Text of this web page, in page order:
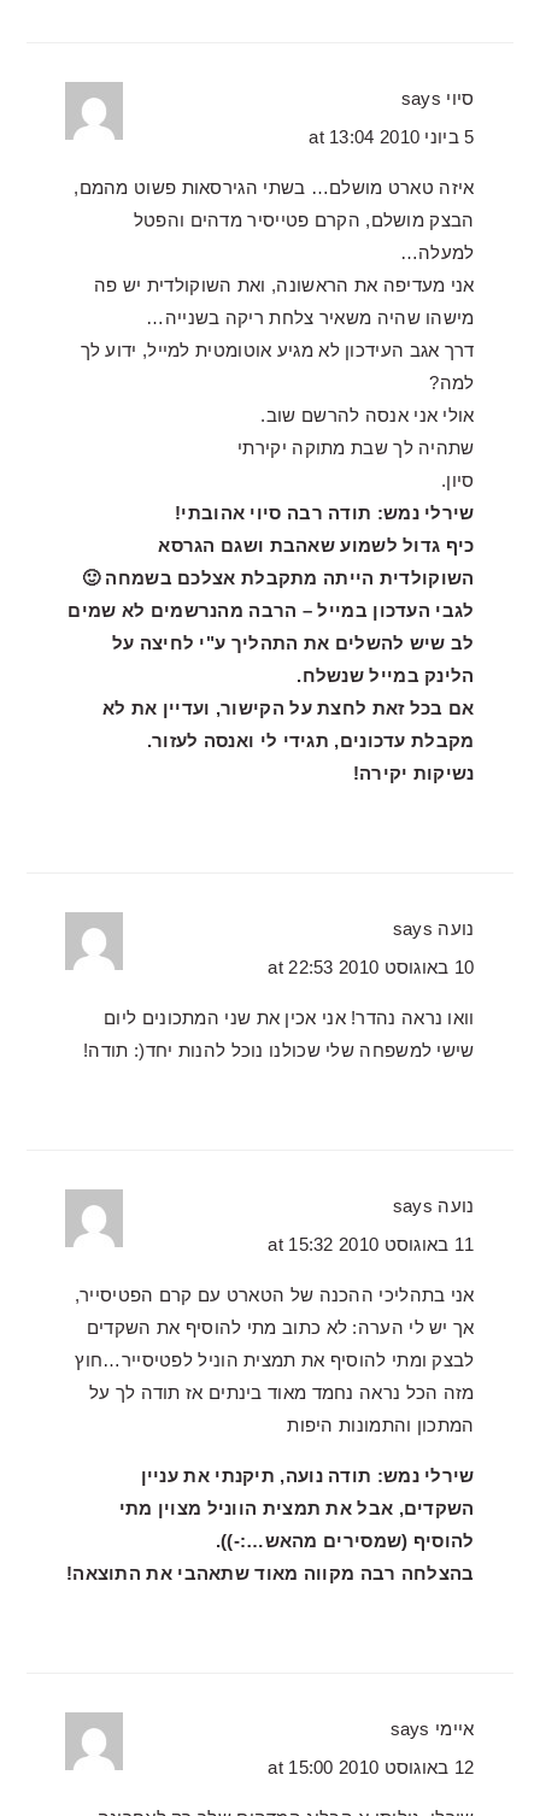
סיוי says
5 ביוני 2010 at 13:04
איזה טארט מושלם… בשתי הגירסאות פשוט מהמם,
הבצק מושלם, הקרם פטייסיר מדהים והפטל
למעלה…
אני מעדיפה את הראשונה, ואת השוקולדית יש פה
מישהו שהיה משאיר צלחת ריקה בשנייה…
דרך אגב העידכון לא מגיע אוטומטית למייל, ידוע לך
למה?
אולי אני אנסה להרשם שוב.
שתהיה לך שבת מתוקה יקירתי
סיון.
שירלי נמש: תודה רבה סיוי אהובתי!
כיף גדול לשמוע שאהבת ושגם הגרסא
השוקולדית הייתה מתקבלת אצלכם בשמחה 🙂
לגבי העדכון במייל – הרבה מהנרשמים לא שמים
לב שיש להשלים את התהליך ע"י לחיצה על
הלינק במייל שנשלח.
אם בכל זאת לחצת על הקישור, ועדיין את לא
מקבלת עדכונים, תגידי לי ואנסה לעזור.
נשיקות יקירה!
נועה says
10 באוגוסט 2010 at 22:53
וואו נראה נהדר! אני אכין את שני המתכונים ליום
שישי למשפחה שלי שכולנו נוכל להנות יחד(: תודה!
נועה says
11 באוגוסט 2010 at 15:32
אני בתהליכי ההכנה של הטארט עם קרם הפטיסייר,
אך יש לי הערה: לא כתוב מתי להוסיף את השקדים
לבצק ומתי להוסיף את תמצית הוניל לפטיסייר…חוץ
מזה הכל נראה נחמד מאוד בינתים אז תודה לך על
המתכון והתמונות היפות
שירלי נמש: תודה נועה, תיקנתי את עניין
השקדים, אבל את תמצית הווניל מצוין מתי
להוסיף (שמסירים מהאש…:-)).
בהצלחה רבה מקווה מאוד שתאהבי את התוצאה!
איימי says
12 באוגוסט 2010 at 15:00